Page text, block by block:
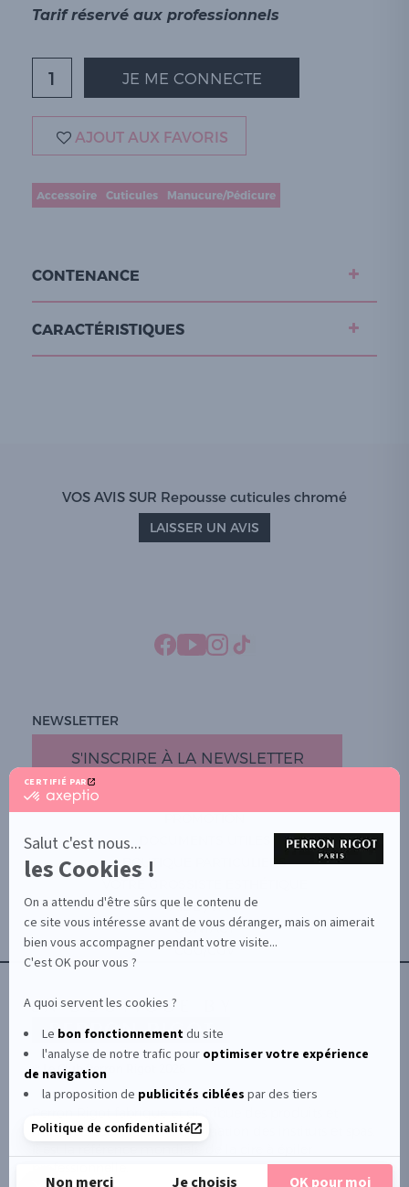
CERTIFIÉ PAR
certifié
En
savoir
plus
sur
Axeptio
Salut c'est nous...
les Cookies !
On a attendu d'être sûrs que le contenu de
ce site vous intéresse avant de vous déranger, mais on aimerait
bien vous accompagner pendant votre visite...
C'est OK pour vous ?
A quoi servent les cookies ?
Le bon fonctionnementdu site
l'analyse de notre trafic pour optimiservotre expérience
de navigation
la proposition de publicités ciblées par des tiers
Politique de confidentialité
Non merci Je choisis OK pour moi
Tarif réservé aux professionnels
JE ME CONNECTE
AJOUT AUX FAVORIS
Accessoire Cuticules Manucure/Pédicure
CONTENANCE
CARACTÉRISTIQUES
VOS AVIS SUR Repousse cuticules chromé
LAISSER UN AVIS
NEWSLETTER
S'INSCRIRE À LA NEWSLETTER
BOUTIQUE PARTICULIERS
AIDE / FAQ
CONTACT
CGU/CGV
© Le Club Perron Rigot 2026
matériels esthétiques à destination des instituts et spas.